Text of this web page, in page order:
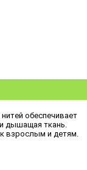
обеспечивает
дышащая ткань.
взрослым и детям.